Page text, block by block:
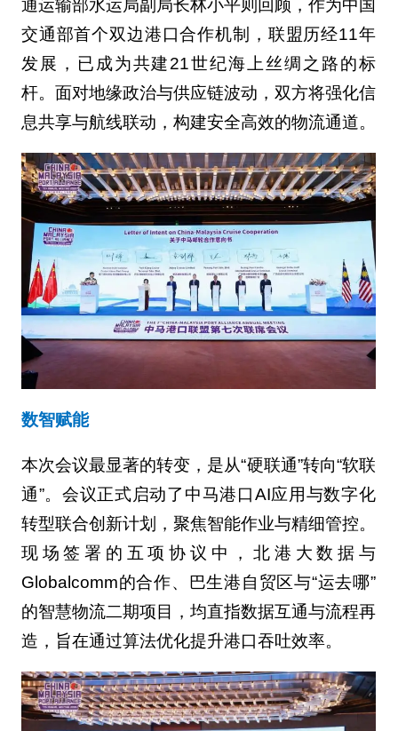
通运输部水运局副局长林小平则回顾，作为中国
交通部首个双边港口合作机制，联盟历经11年
发展，已成为共建21世纪海上丝绸之路的标
杆。面对地缘政治与供应链波动，双方将强化信
息共享与航线联动，构建安全高效的物流通道。
数智赋能
本次会议最显著的转变，是从“硬联通”转向“软联
通”。会议正式启动了中马港口AI应用与数字化
转型联合创新计划，聚焦智能作业与精细管控。
现场签署的五项协议中，北港大数据与
Globalcomm的合作、巴生港自贸区与“运去哪”
的智慧物流二期项目，均直指数据互通与流程再
造，旨在通过算法优化提升港口吞吐效率。